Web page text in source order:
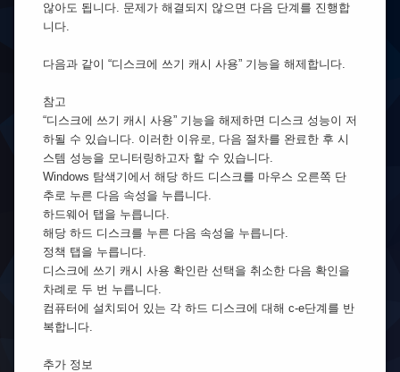
않아도 됩니다. 문제가 해결되지 않으면 다음 단계를 진행합
니다.
다음과 같이 “디스크에 쓰기 캐시 사용” 기능을 해제합니다.
참고
“디스크에 쓰기 캐시 사용” 기능을 해제하면 디스크 성능이 저
하될 수 있습니다. 이러한 이유로, 다음 절차를 완료한 후 시
스템 성능을 모니터링하고자 할 수 있습니다.
Windows 탐색기에서 해당 하드 디스크를 마우스 오른쪽 단
추로 누른 다음 속성을 누릅니다.
하드웨어 탭을 누릅니다.
해당 하드 디스크를 누른 다음 속성을 누릅니다.
정책 탭을 누릅니다.
디스크에 쓰기 캐시 사용 확인란 선택을 취소한 다음 확인을
차례로 두 번 누릅니다.
컴퓨터에 설치되어 있는 각 하드 디스크에 대해 c-e단계를 반
복합니다.
추가 정보